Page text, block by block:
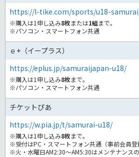
https://l-tike.com/sports/u18-
※購入は1申し込み8枚または1組まで。
※パソコン・スマートフォン共通
ｅ+（イープラス）
https://eplus.jp/samuraijapan-u18/
※購入は1申し込み8枚まで。
※パソコン・スマートフォン共通
チケットぴあ
https://w.pia.jp/t/samurai-u18/
※購入は1申し込み8枚まで。
※受付はPC・スマートフォン共通（事前会員登
※火・水曜日AM2:30～AM5:30はメンテナンス